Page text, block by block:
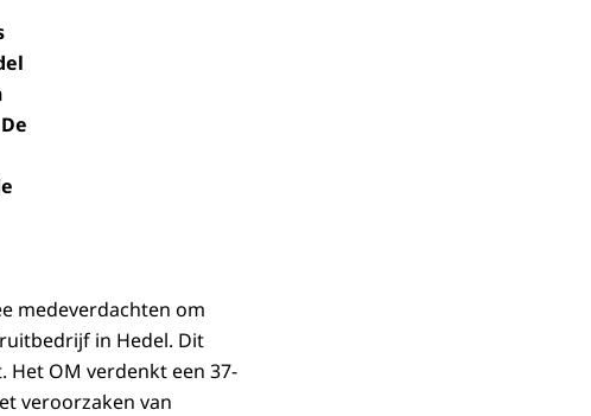
medeverdachten om
in Hedel. Dit
Het OM verdenkt een 37-
veroorzaken van